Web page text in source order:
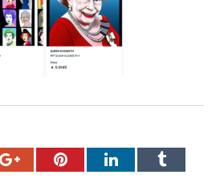
Google+PinterestLinkedInTumblr